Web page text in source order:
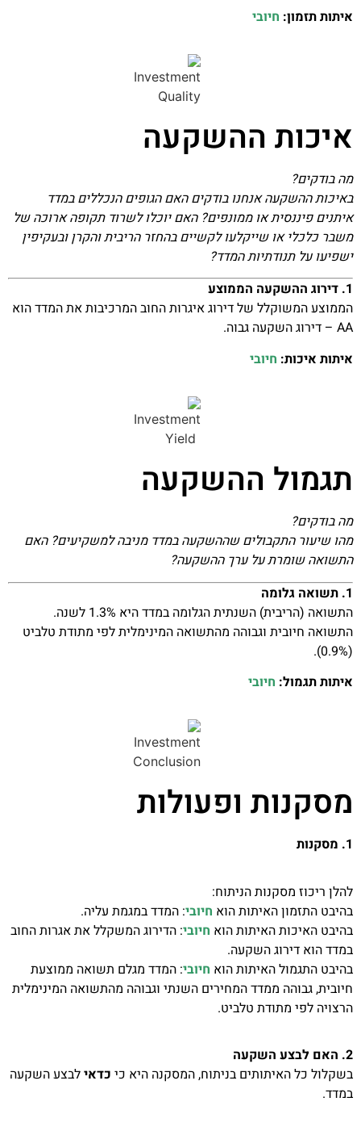
איתות תזמון: חיובי
איכות ההשקעה
מה בודקים?
באיכות ההשקעה אנחנו בודקים האם הגופים הנכללים במדד
איתנים פיננסית או ממונפים? האם יוכלו לשרוד תקופה ארוכה של
משבר כלכלי או שייקלעו לקשיים בהחזר הריבית והקרן ובעקיפין
ישפיעו על תנודתיות המדד?
1. דירוג ההשקעה הממוצע
הממוצע המשוקלל של דירוג איגרות החוב המרכיבות את המדד הוא
AA – דירוג השקעה גבוה.
איתות איכות: חיובי
תגמול ההשקעה
מה בודקים?
מהו שיעור התקבולים שההשקעה במדד מניבה למשקיעים? האם
התשואה שומרת על ערך ההשקעה?
1. תשואה גלומה
התשואה (הריבית) השנתית הגלומה במדד היא 1.3% לשנה.
התשואה חיובית וגבוהה מהתשואה המינימלית לפי מתודת טלביט
(0.9%).
איתות תגמול: חיובי
מסקנות ופעולות
1. מסקנות
להלן ריכוז מסקנות הניתוח:
בהיבט התזמון האיתות הוא חיובי: המדד במגמת עליה.
בהיבט האיכות האיתות הוא חיובי: הדירוג המשקלל את אגרות החוב
במדד הוא דירוג השקעה.
בהיבט התגמול האיתות הוא חיובי: המדד מגלם תשואה ממוצעת
חיובית, גבוהה ממדד המחירים השנתי וגבוהה מהתשואה המינימלית
הרצויה לפי מתודת טלביט.
2. האם לבצע השקעה
בשקלול כל האיתותים בניתוח, המסקנה היא כי כדאילבצע השקעה
במדד.